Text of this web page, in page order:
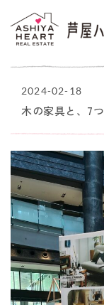
2024-02-18
木の家具と、7